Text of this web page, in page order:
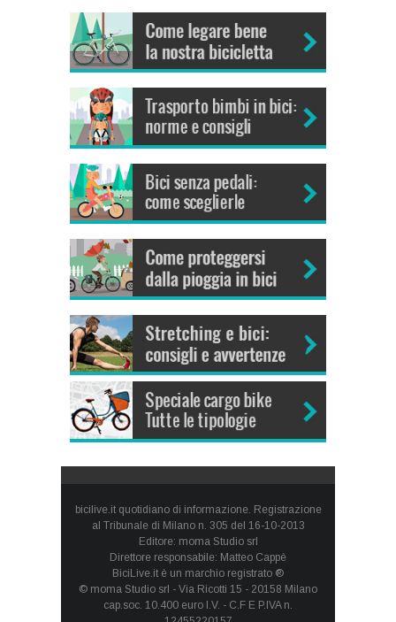
bicilive.it quotidiano di informazione. Registrazione
al Tribunale di Milano n. 305 del 16-10-2013
Editore: moma Studio srl
Direttore responsabile: Matteo Cappè
BiciLive.it è un marchio registrato ®
© moma Studio srl - Via Ricotti 15 - 20158 Milano
cap.soc. 10.400 euro I.V. - C.F E P.IVA n.